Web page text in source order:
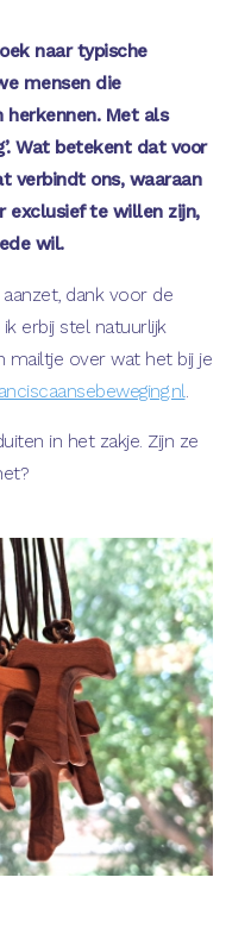
naar typische
mensen die
Met als
Wat betekent dat voor
verbindt ons, waaraan
exclusief te willen zijn,
wil.
dank voor de
erbij stel natuurlijk
mailtje over wat het bij je
.
in het zakje. Zijn ze